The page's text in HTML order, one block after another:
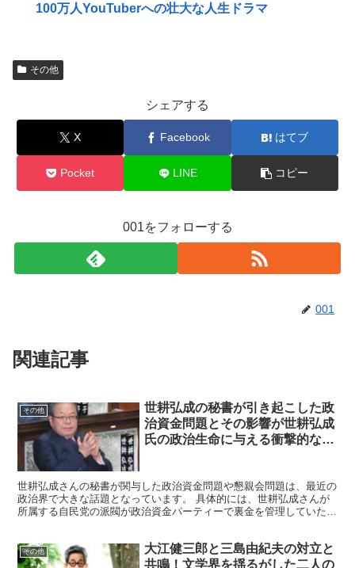
100万人YouTuberへの壮大な人生ドラマ
その他
シェアする
X Facebook はてブ
Pocket LINE コピー
001をフォローする
001
関連記事
その他
世耕弘成の秘書が引き起こした政
治資金問題とその影響が世耕弘成
氏の政治生命に与える衝撃的な影
世耕弘成さんの秘書が関与した政治資金問題や懇親会問題は、最近の
政治界で大きな話題となっています。 具体的には、世耕弘成さんが
所属する自民党の派閥が政治資金パーティーで裏金を管理していた疑
その他
大江健三郎と三島由紀夫の対立と
共鳴！文学界を揺るがした二人の